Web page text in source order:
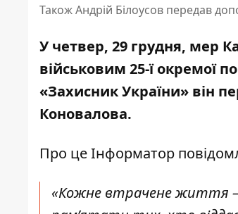
Також Андрій Білоусов передав
У четвер, 29 грудня, мер
військовим 25-ї окремої
«Захисник України» він
Коновалова.
Про це Інформатор
«Кожне втрачене життя